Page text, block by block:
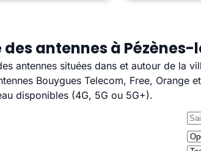
des antennes à
antennes situées dans et autour de la
Bouygues Telecom, Free, Orange
disponibles (4G, 5G ou 5G+).